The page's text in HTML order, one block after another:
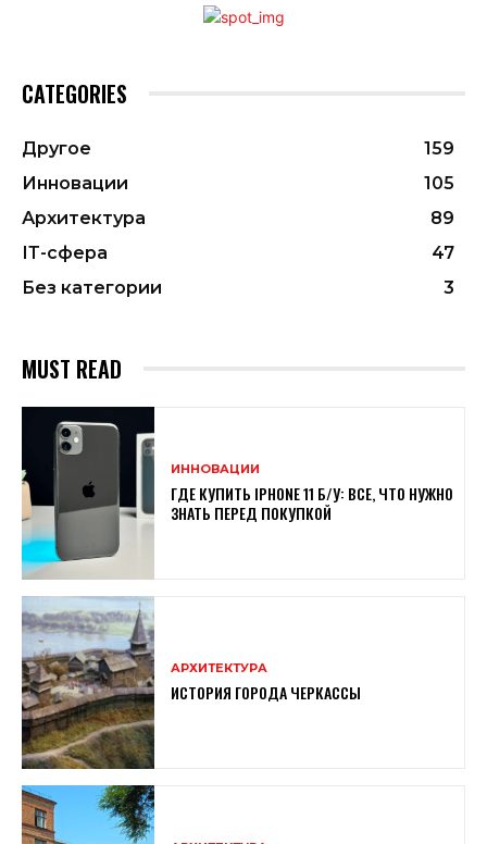
CATEGORIES
Другое
159
Инновации
105
Архитектура
89
ІТ-сфера
47
Без категории
3
MUST READ
ИННОВАЦИИ
ГДЕ КУПИТЬ IPHONE 11 Б/У: ВСЕ, ЧТО НУЖНО
ЗНАТЬ ПЕРЕД ПОКУПКОЙ
АРХИТЕКТУРА
ИСТОРИЯ ГОРОДА ЧЕРКАССЫ